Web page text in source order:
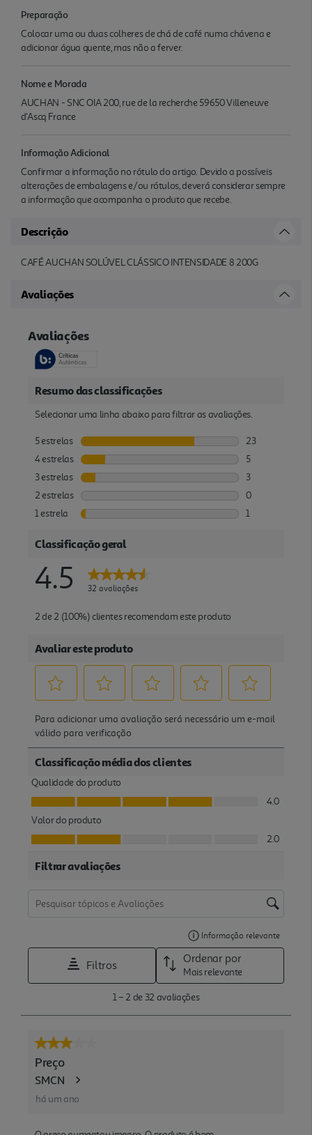
Preparação
Colocar uma ou duas colheres de chá de café numa chávena e
adicionar água quente, mas não a ferver.
Nome e Morada
AUCHAN - SNC OIA 200, rue de la recherche 59650 Villeneuve
d'Ascq France
Informação Adicional
Confirmar a informação no rótulo do artigo. Devido a possíveis
alterações de embalagens e/ou rótulos, deverá considerar sempre
a informação que acompanha o produto que recebe.
Descrição
CAFÉ AUCHAN SOLÚVEL CLÁSSICO INTENSIDADE 8 200G
Avaliações